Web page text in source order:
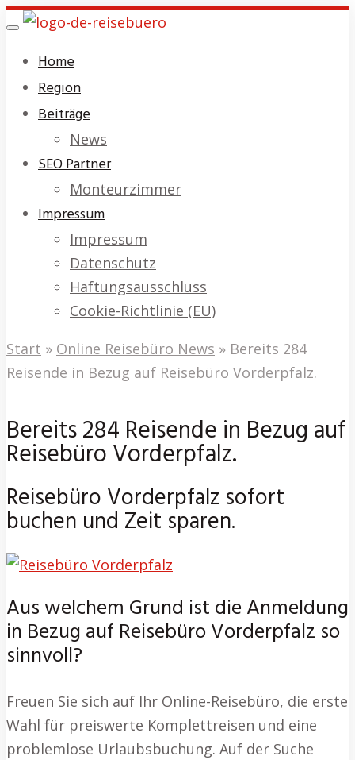
Skip
main
content
Toggle
Home
Region
Beiträge
News
SEO Partner
Monteurzimmer
Impressum
Impressum
Datenschutz
Haftungsausschluss
Cookie-Richtlinie (EU)
Start » Online Reisebüro News » Bereits 284
Reisende in Bezug auf Reisebüro Vorderpfalz.
Bereits 284 Reisende in Bezug auf
Reisebüro Vorderpfalz.
Reisebüro Vorderpfalz sofort
buchen und Zeit sparen.
Aus welchem Grund ist die Anmeldung
in Bezug auf Reisebüro Vorderpfalz so
sinnvoll?
Freuen Sie sich auf Ihr Online-Reisebüro, die erste
Wahl für preiswerte Komplettreisen und eine
problemlose Urlaubsbuchung. Auf der Suche